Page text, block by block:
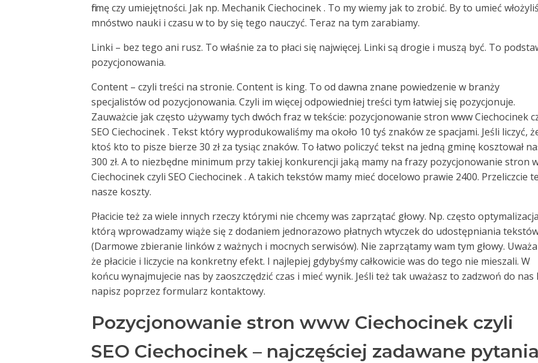
firmę czy umiejętności. Jak np. Mechanik Ciechocinek . To my wiemy jak to zrobić. By to umieć
mnóstwo nauki i czasu w to by się tego nauczyć. Teraz na tym zarabiamy.
Linki – bez tego ani rusz. To właśnie za to płaci się najwięcej. Linki są drogie i muszą być. To
pozycjonowania.
Content – czyli treści na stronie. Content is king. To od dawna znane powiedzenie w branży
specjalistów od pozycjonowania. Czyli im więcej odpowiedniej treści tym łatwiej się pozycjonuje.
Zauważcie jak często używamy tych dwóch fraz w tekście: pozycjonowanie stron www Ciechocinek
SEO Ciechocinek . Tekst który wyprodukowaliśmy ma około 10 tyś znaków ze spacjami. Jeśli liczyć,
ktoś kto to pisze bierze 30 zł za tysiąc znaków. To łatwo policzyć tekst na jedną gminę kosztował
300 zł. A to niezbędne minimum przy takiej konkurencji jaką mamy na frazy pozycjonowanie stron
Ciechocinek czyli SEO Ciechocinek . A takich tekstów mamy mieć docelowo prawie 2400. Przeliczcie
nasze koszty.
Płacicie też za wiele innych rzeczy którymi nie chcemy was zaprzątać głowy. Np. często optymalizacja
którą wprowadzamy wiąże się z dodaniem jednorazowo płatnych wtyczek do udostępniania
(Darmowe zbieranie linków z ważnych i mocnych serwisów). Nie zaprzątamy wam tym głowy.
że płacicie i liczycie na konkretny efekt. I najlepiej gdybyśmy całkowicie was do tego nie mieszali. W
końcu wynajmujecie nas by zaoszczędzić czas i mieć wynik. Jeśli też tak uważasz to zadzwoń do nas
napisz poprzez formularz kontaktowy.
Pozycjonowanie stron www Ciechocinek czyli
SEO Ciechocinek – najczęściej zadawane